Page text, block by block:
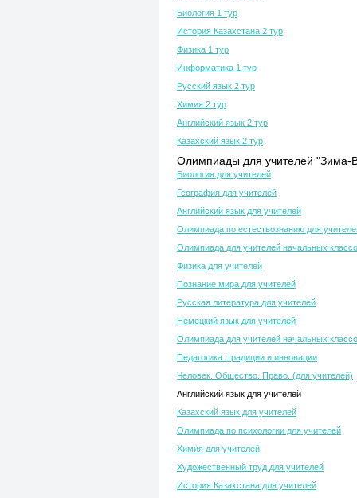
Биология 1 тур
История Казахстана 2 тур
Физика 1 тур
Информатика 1 тур
Русский язык 2 тур
Химия 2 тур
Английский язык 2 тур
Казахский язык 2 тур
Олимпиады для учителей "Зима-
Биология для учителей
География для учителей
Английский язык для учителей
Олимпиада по естествознанию для
Олимпиада для учителей начальных
Физика для учителей
Познание мира для учителей
Русская литература для учителей
Немецкий язык для учителей
Олимпиада для учителей начальных
Педагогика: традиции и инновации
Человек. Общество. Право. (для учителей)
Английский язык для учителей
Казахский язык для учителей
Олимпиада по психологии для учителей
Химия для учителей
Художественный труд для учителей
История Казахстана для учителей